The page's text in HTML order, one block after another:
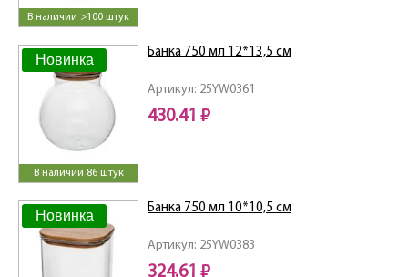
В наличии >100 штук
Новинка
В наличии 86 штук
Артикул: 25YW0361
Банка 750 мл 12*13,5 см
430.41 ₽
Новинка
Артикул: 25YW0383
Банка 750 мл 10*10,5 см
324.61 ₽